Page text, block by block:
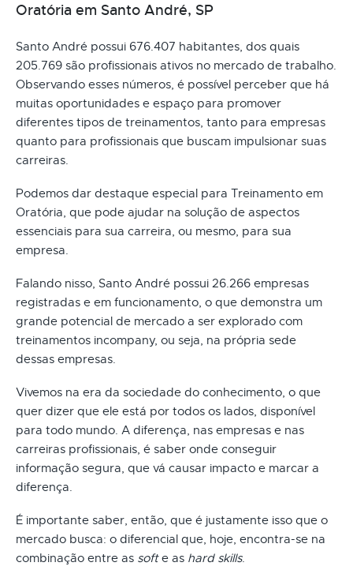
Oratória em Santo André, SP
Santo André possui 676.407 habitantes, dos quais
205.769 são profissionais ativos no mercado de trabalho.
Observando esses números, é possível perceber que há
muitas oportunidades e espaço para promover
diferentes tipos de treinamentos, tanto para empresas
quanto para profissionais que buscam impulsionar suas
carreiras.
Podemos dar destaque especial para Treinamento em
Oratória, que pode ajudar na solução de aspectos
essenciais para sua carreira, ou mesmo, para sua
empresa.
Falando nisso, Santo André possui 26.266 empresas
registradas e em funcionamento, o que demonstra um
grande potencial de mercado a ser explorado com
treinamentos incompany, ou seja, na própria sede
dessas empresas.
Vivemos na era da sociedade do conhecimento, o que
quer dizer que ele está por todos os lados, disponível
para todo mundo. A diferença, nas empresas e nas
carreiras profissionais, é saber onde conseguir
informação segura, que vá causar impacto e marcar a
diferença.
É importante saber, então, que é justamente isso que o
mercado busca: o diferencial que, hoje, encontra-se na
combinação entre as softe as hard skills.